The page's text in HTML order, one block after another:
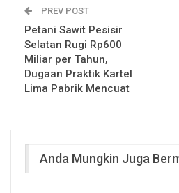
PREV POST
Petani Sawit Pesisir
Selatan Rugi Rp600
Miliar per Tahun,
Dugaan Praktik Kartel
Lima Pabrik Mencuat
Anda Mungkin Juga